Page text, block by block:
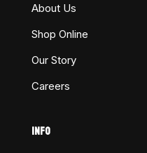
About Us
Shop Online
Our Story
Careers
INFO